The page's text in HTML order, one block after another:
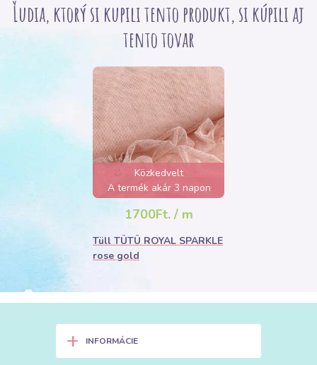
Ľudia, ktorý si kupili tento produkt, si kúpili aj
tento tovar
Közkedvelt
A termék akár 3 napon
belül elfogyhat!
1700Ft. / m
Tüll TÜTÜ ROYAL SPARKLE
rose gold
+ INFORMÁCIE